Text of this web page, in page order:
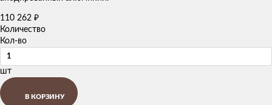
110 262 ₽
Количество
Кол-во
шт
В КОРЗИНУ